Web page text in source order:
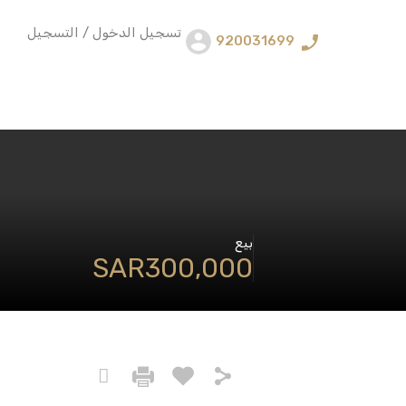
920031699
تسجيل الدخول / التسجيل
بيع
‪SAR300,000